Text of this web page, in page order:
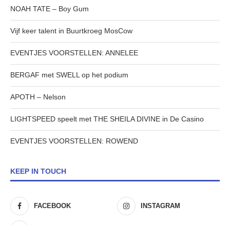
NOAH TATE – Boy Gum
Vijf keer talent in Buurtkroeg MosCow
EVENTJES VOORSTELLEN: ANNELEE
BERGAF met SWELL op het podium
APOTH – Nelson
LIGHTSPEED speelt met THE SHEILA DIVINE in De Casino
EVENTJES VOORSTELLEN: ROWEND
KEEP IN TOUCH
FACEBOOK INSTAGRAM